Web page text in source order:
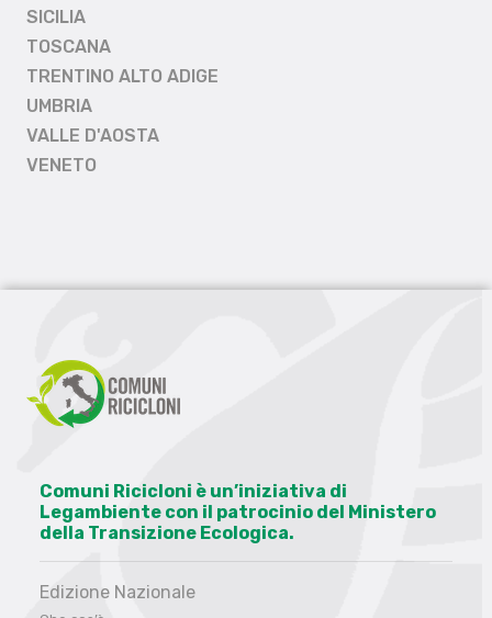
SICILIA
TOSCANA
TRENTINO ALTO ADIGE
UMBRIA
VALLE D'AOSTA
VENETO
Comuni Ricicloni è un’iniziativa di
Legambiente con il patrocinio del Ministero
della Transizione Ecologica.
Edizione Nazionale